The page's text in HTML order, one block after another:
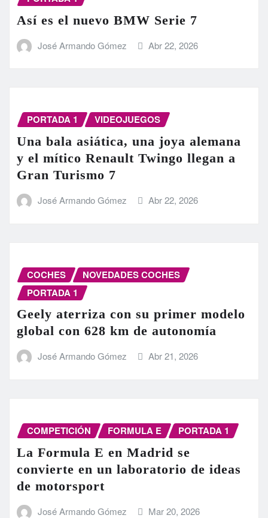
Así es el nuevo BMW Serie 7
José Armando Gómez Abr 22, 2026
PORTADA 1 VIDEOJUEGOS
Una bala asiática, una joya alemana
y el mítico Renault Twingo llegan a
Gran Turismo 7
José Armando Gómez Abr 22, 2026
COCHES
NOVEDADES COCHES
PORTADA 1
Geely aterriza con su primer modelo
global con 628 km de autonomía
José Armando Gómez Abr 21, 2026
COMPETICIÓN FORMULA E PORTADA 1
La Formula E en Madrid se
convierte en un laboratorio de ideas
de motorsport
José Armando Gómez Mar 20, 2026